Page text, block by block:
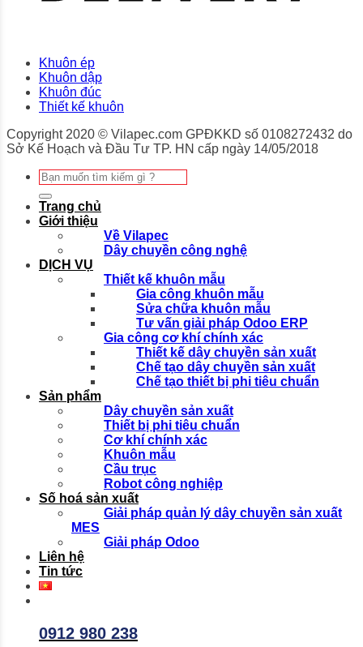
Khuôn ép
Khuôn dập
Khuôn đúc
Thiết kế khuôn
Copyright 2020 © Vilapec.com GPĐKKD số 0108272432 do
Sở Kế Hoạch và Đầu Tư TP. HN cấp ngày 14/05/2018
Tìm
Trang chủ
Giới thiệu
Về Vilapec
Dây chuyền công nghệ
DỊCH VỤ
Thiết kế khuôn mẫu
Gia công khuôn mẫu
Sửa chữa khuôn mẫu
Tư vấn giải pháp Odoo ERP
Gia công cơ khí chính xác
Thiết kế dây chuyền sản xuất
Chế tạo dây chuyền sản xuất
Chế tạo thiết bị phi tiêu chuẩn
Sản phẩm
Dây chuyền sản xuất
Thiết bị phi tiêu chuẩn
Cơ khí chính xác
Khuôn mẫu
Cầu trục
Robot công nghiệp
Số hoá sản xuất
Giải pháp quản lý dây chuyền sản xuất
MES
Giải pháp Odoo
Liên hệ
Tin tức
0912 980 238